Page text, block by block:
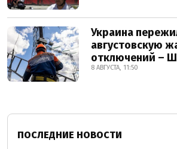
Украина
августовскую
отключений –
8 АВГУСТА, 11:50
ПОСЛЕДНИЕ НОВОСТИ